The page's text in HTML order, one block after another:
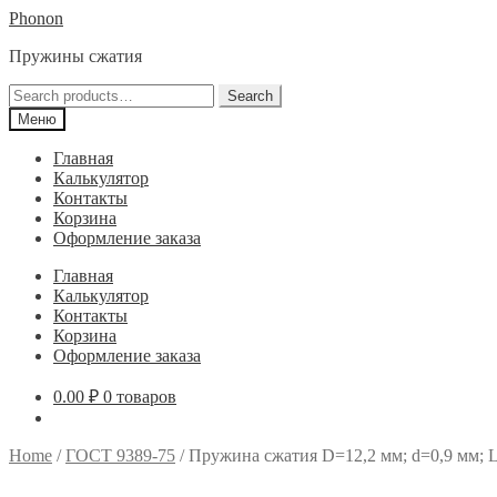
Перейти
навигации
Перейти
содержимому
Phonon
Пружины сжатия
Search
for:
Search
Меню
Главная
Калькулятор
Контакты
Корзина
Оформление заказа
Главная
Калькулятор
Контакты
Корзина
Оформление заказа
0.00 ₽ 0 товаров
Home /ГОСТ 9389-75 /Пружина сжатия D=12,2 мм; d=0,9 мм;